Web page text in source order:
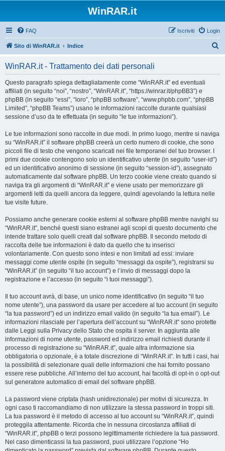
WinRAR.it
FAQ Login
Iscriviti
Sito di WinRAR.it Indice
WinRAR.it - Trattamento dei dati personali
Questo paragrafo spiega dettagliatamente come “WinRAR.it” ed eventuali
affiliati (in seguito “noi”, “nostro”, “WinRAR.it”, “https://winrar.it/phpBB3”) e
phpBB (in seguito “essi”, “loro”, “phpBB software”, “www.phpbb.com”, “phpBB
Limited”, “phpBB Teams”) usano le informazioni raccolte durante qualsiasi
sessione d’uso da te effettuata (in seguito “le tue informazioni”).
Le tue informazioni sono raccolte in due modi. In primo luogo, mentre si naviga
su “WinRAR.it” il software phpBB creerà un certo numero di cookie, che sono
piccoli file di testo che vengono scaricati nei file temporanei del tuo browser. I
primi due cookie contengono solo un identificativo utente (in seguito “user-id”)
ed un identificativo anonimo di sessione (in seguito “session-id”), assegnato
automaticamente dal software phpBB. Un terzo cookie viene creato quando si
naviga tra gli argomenti di “WinRAR.it” e viene usato per memorizzare gli
argomenti letti da quelli ancora da leggere, quindi agevolando la lettura nelle
tue visite future.
Possiamo anche generare cookie esterni al software phpBB mentre navighi su
“WinRAR.it”, benché questi siano estranei agli scopi di questo documento che
intende trattare solo quelli creati dal software phpBB. Il secondo metodo di
raccolta delle tue informazioni è dato da quello che tu inserisci
volontariamente. Con questo sono intesi e non limitati ad essi: inviare
messaggi come utente ospite (in seguito “messaggi da ospite”), registrarsi su
“WinRAR.it” (in seguito “il tuo account”) e l’invio di messaggi dopo la
registrazione e l’accesso (in seguito “i tuoi messaggi”).
Il tuo account avrà, di base, un unico nome identificativo (in seguito “il tuo
nome utente”), una password da usare per accedere al tuo account (in seguito
“la tua password”) ed un indirizzo email valido (in seguito “la tua email”). Le
informazioni rilasciate per l’apertura dell’account su “WinRAR.it” sono protette
dalle Leggi sulla Privacy dello Stato che ospita il server. In aggiunta alle
informazioni di nome utente, password ed indirizzo email richiesti durante il
processo di registrazione su “WinRAR.it”, quale altra informazione sia
obbligatoria o opzionale, è a totale discrezione di “WinRAR.it”. In tutti i casi, hai
la possibilità di selezionare quali delle informazioni che hai fornito possano
essere rese pubbliche. All’interno del tuo account, hai facoltà di opt-in o opt-out
sul generatore automatico di email del software phpBB.
La password viene criptata (hash unidirezionale) per motivi di sicurezza. In
ogni caso ti raccomandiamo di non utilizzare la stessa password in troppi siti.
La tua password è il metodo di accesso al tuo account su “WinRAR.it”, quindi
proteggila attentamente. Ricorda che in nessuna circostanza affiliati di
“WinRAR.it”, phpBB o terzi possono legittimamente richiedere la tua password.
Nel caso dimenticassi la tua password, puoi utilizzare l’opzione “Ho